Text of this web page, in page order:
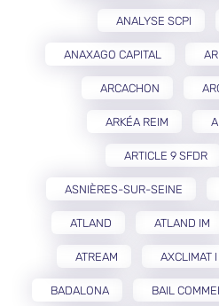
ANALYSE SCPI
ANAXAGO CAPITAL
ARCACHON
ARKÉA REIM
ARTICLE 9 SFDR
ASNIÈRES-SUR-SEINE
ATLAND ATLAND IM
ATREAM AXCLIMAT I
BADALONA BAIL